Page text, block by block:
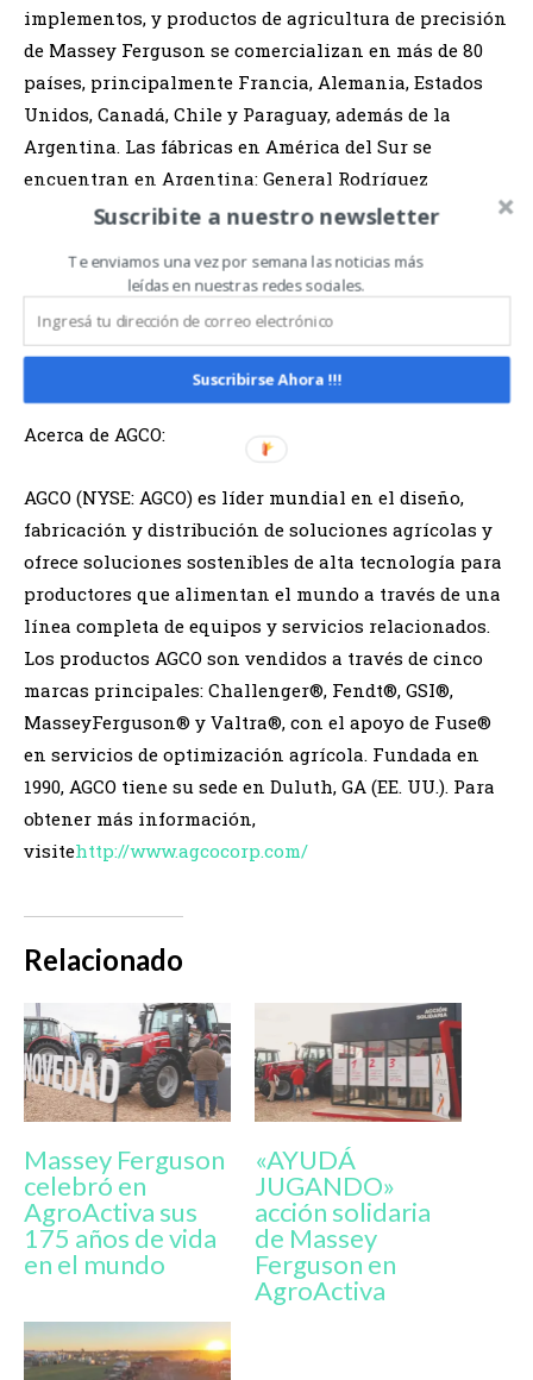
implementos, y productos de agricultura de precisión
de Massey Ferguson se comercializan en más de 80
países, principalmente Francia, Alemania, Estados
Unidos, Canadá, Chile y Paraguay, además de la
Argentina. Las fábricas en América del Sur se
encuentran en Argentina: General Rodríguez
(tractores, cosechadoras y motores AGCO Power) y
Rosa/RS (cosechadoras), Ibirubá/RS (sembradoras e
motores, pulverizadores, generadores y laboratorio de
control de emisiones).www.masseyferguson.com.ar
Acerca de AGCO:
AGCO (NYSE: AGCO) es líder mundial en el diseño,
fabricación y distribución de soluciones agrícolas y
ofrece soluciones sostenibles de alta tecnología para
productores que alimentan el mundo a través de una
línea completa de equipos y servicios relacionados.
Los productos AGCO son vendidos a través de cinco
marcas principales: Challenger®, Fendt®, GSI®,
MasseyFerguson® y Valtra®, con el apoyo de Fuse®
en servicios de optimización agrícola. Fundada en
1990, AGCO tiene su sede en Duluth, GA (EE. UU.). Para
obtener más información,
visitehttp://www.agcocorp.com/
Relacionado
Massey Ferguson
celebró en
AgroActiva sus
175 años de vida
en el mundo
«AYUDÁ
JUGANDO»
acción solidaria
de Massey
Ferguson en
AgroActiva
Suscribite a nuestro newsletter
Te enviamos una vez por semana las noticias más
leídas en nuestras redes sociales.
Suscribirse Ahora !!!